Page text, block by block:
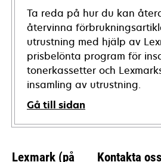
Ta reda på hur du kan
återvinna
utrustning med hjälp av
prisbelönta program för
tonerkassetter och
insamling av utrustning.
Gå till sidan
Lexmark (på Kontakta oss